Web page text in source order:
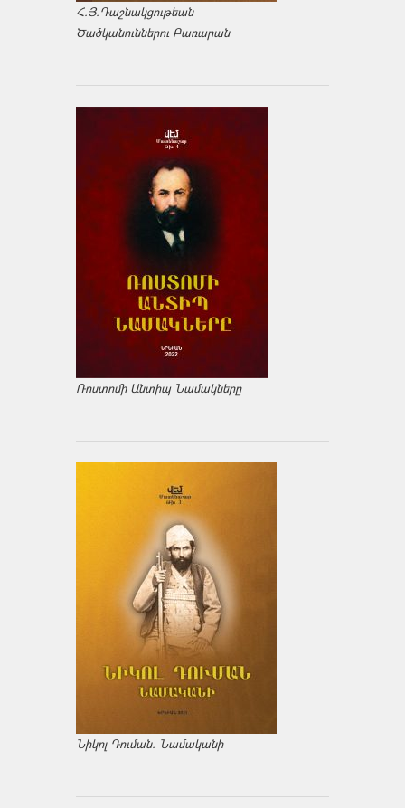
Հ.Յ.Դաշնակցութեան
Ծածկանուններու Բառարան
Ռոստոմի Անտիպ Նամակները
Նիկոլ Դուման. Նամականի